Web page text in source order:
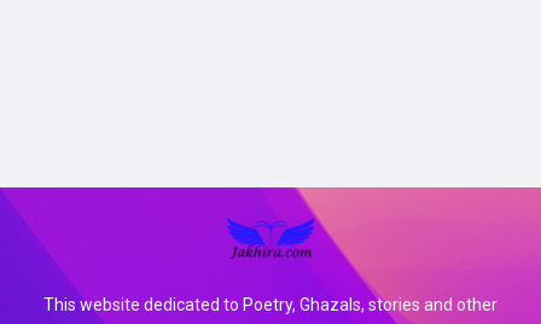
This website dedicated to Poetry, Ghazals, stories and other